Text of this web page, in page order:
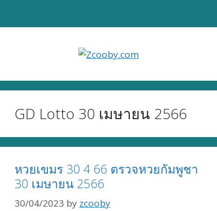
GD Lotto 30 เมษายน 2566
หวยเขมร 30 4 66 ตรวจหวยกัมพูชา
30 เมษายน 2566
30/04/2023 by zcooby